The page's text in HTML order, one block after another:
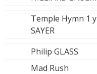
Temple Hymn 1 y
SAYER
Philip GLASS
Mad Rush